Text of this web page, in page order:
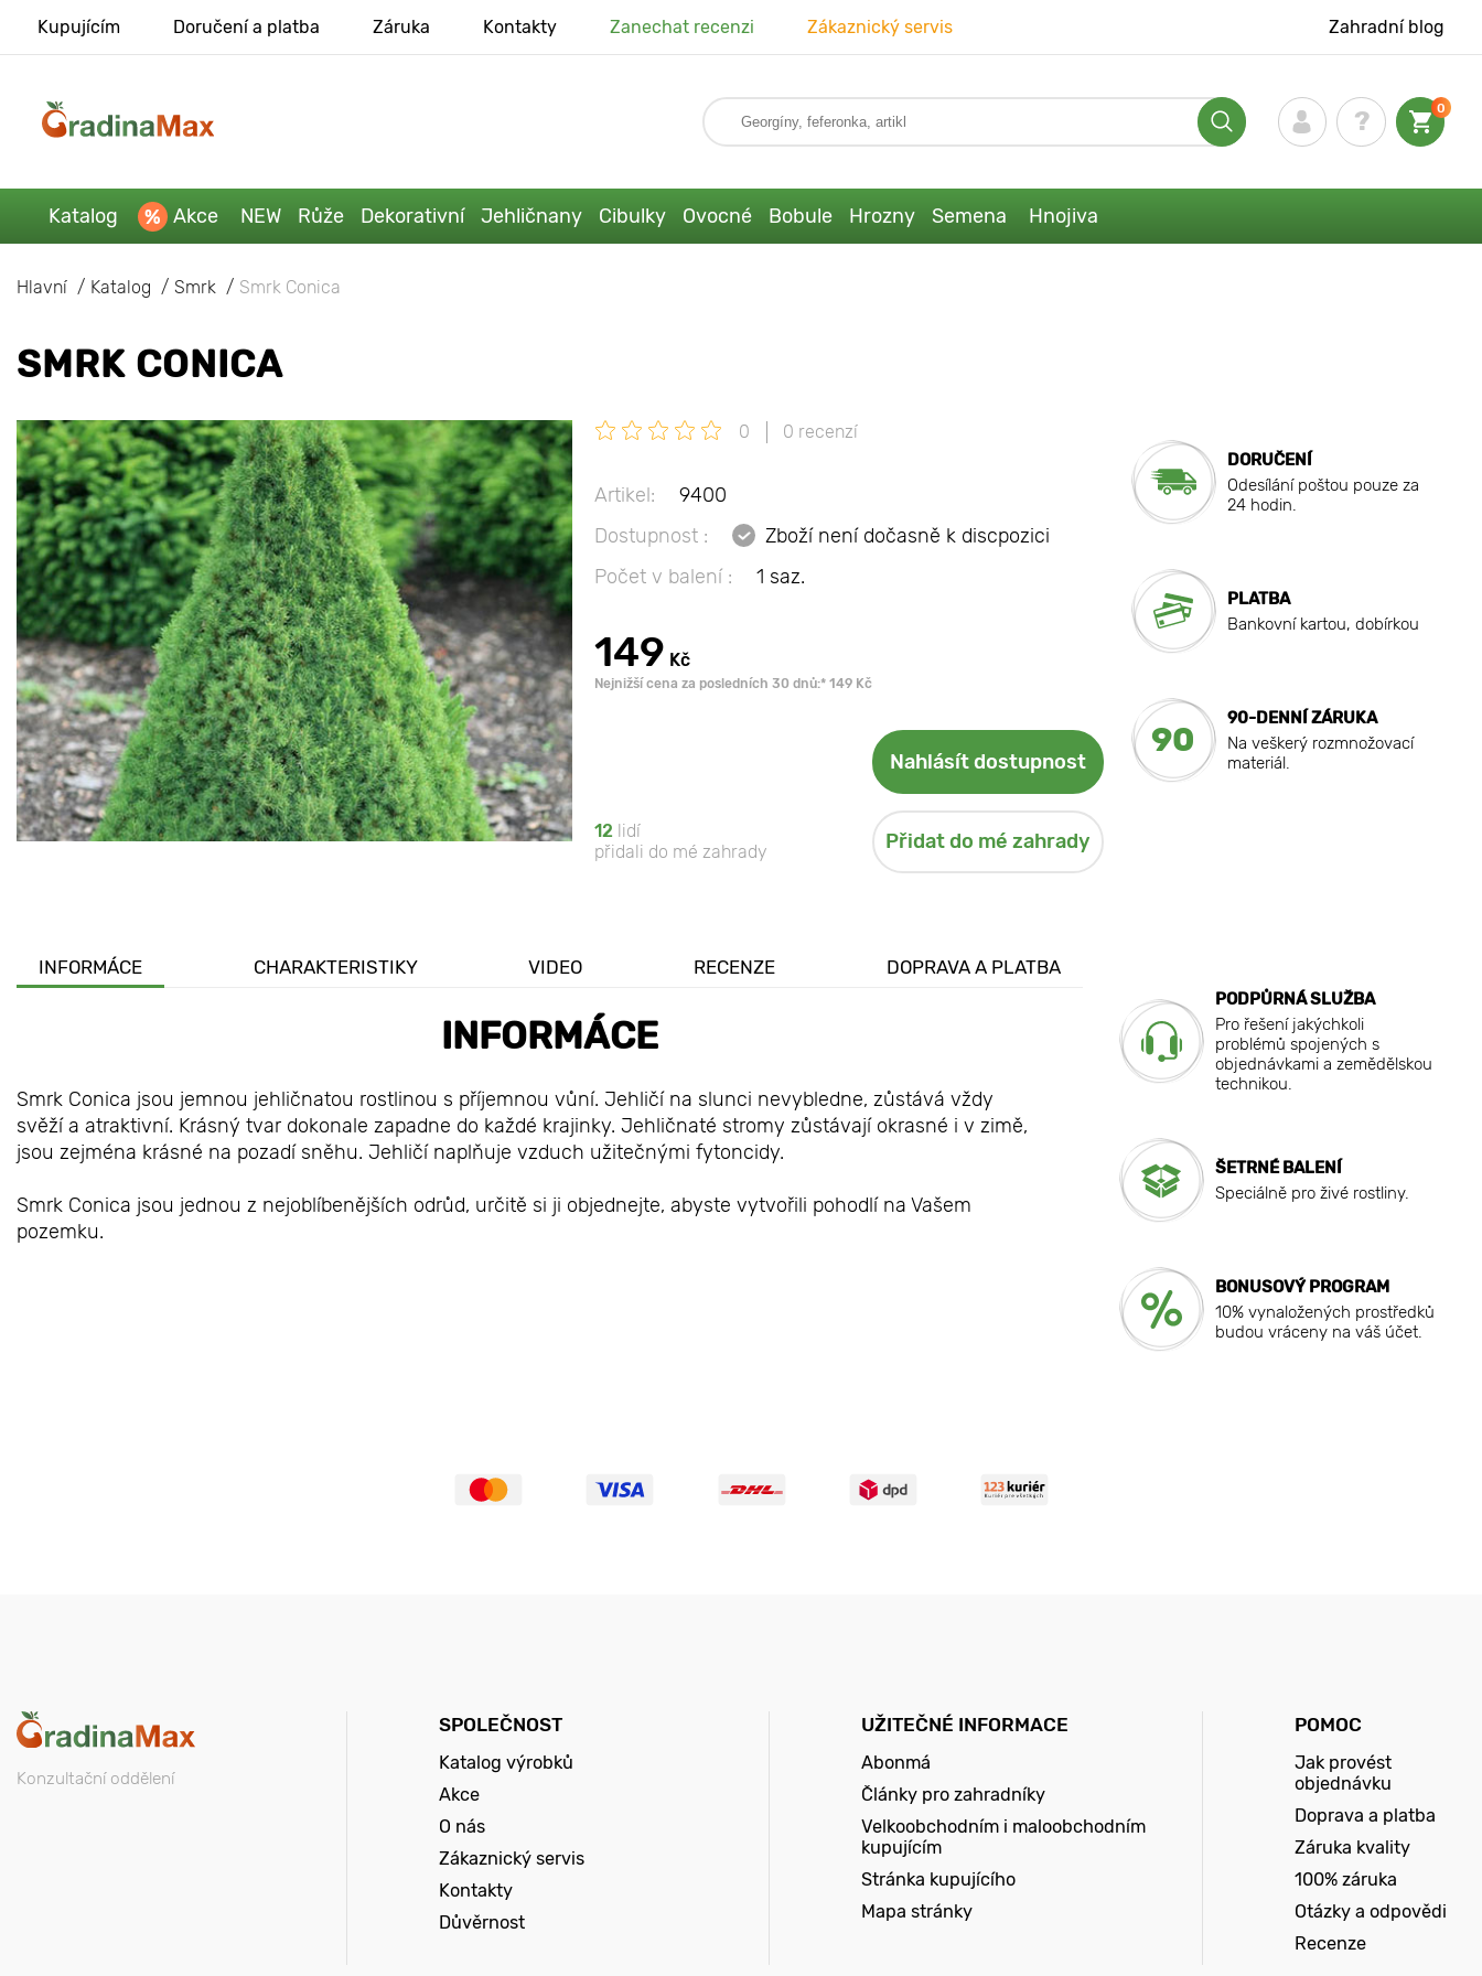
Kupujícím Doručení a platba Záruka Kontakty Zanechat recenzi Zákaznický servis Zahradní blog
0
Katalog Akce NEW Růže Dekorativní Jehličnany Cibulky Ovocné Bobule Hrozny Semena Hnojiva
Hlavní Katalog Smrk Smrk Conica
SMRK CONICA
0 0 recenzí
Artikel:
9400
Dostupnost :
Zboží není dočasně k discpozici
Počet v balení :
1 saz.
149 Kč
Nejnižší cena za posledních 30 dnů:* 149 Kč
Nahlásít dostupnost
12 lidí
přidali do mé zahrady
Přidat do mé zahrady
DORUČENÍ
Odesílání poštou pouze za
24 hodin.
PLATBA
Bankovní kartou, dobírkou
90
90-DENNÍ ZÁRUKA
Na veškerý rozmnožovací
materiál.
INFORMÁCE CHARAKTERISTIKY VIDEO RECENZE DOPRAVA A PLATBA
INFORMÁCE
Smrk Conica jsou jemnou jehličnatou rostlinou s příjemnou vůní. Jehličí na slunci nevybledne, zůstává vždy
svěží a atraktivní. Krásný tvar dokonale zapadne do každé krajinky. Jehličnaté stromy zůstávají okrasné i v zimě,
jsou zejména krásné na pozadí sněhu. Jehličí naplňuje vzduch užitečnými fytoncidy.
Smrk Conica jsou jednou z nejoblíbenějších odrůd, určitě si ji objednejte, abyste vytvořili pohodlí na Vašem
pozemku.
PODPŮRNÁ SLUŽBA
Pro řešení jakýchkoli
problémů spojených s
objednávkami a zemědělskou
technikou.
ŠETRNÉ BALENÍ
Speciálně pro živé rostliny.
BONUSOVÝ PROGRAM
10% vynaložených prostředků
budou vráceny na váš účet.
Konzultační oddělení
SPOLEČNOST
Katalog výrobků
Akce
O nás
Zákaznický servis
Kontakty
Důvěrnost
UŽITEČNÉ INFORMACE
Abonmá
Články pro zahradníky
Velkoobchodním i maloobchodním
kupujícím
Stránka kupujícího
Mapa stránky
POMOC
Jak provést
objednávku
Doprava a platba
Záruka kvality
100% záruka
Otázky a odpovědi
Recenze